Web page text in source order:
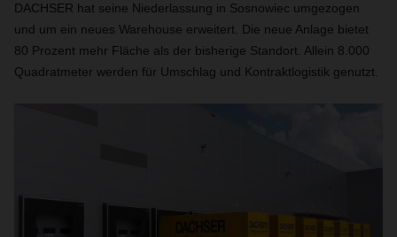
DACHSER hat seine Niederlassung in Sosnowiec umgezogen
und um ein neues Warehouse erweitert. Die neue Anlage bietet
80 Prozent mehr Fläche als der bisherige Standort. Allein 8.000
Quadratmeter werden für Umschlag und Kontraktlogistik genutzt.